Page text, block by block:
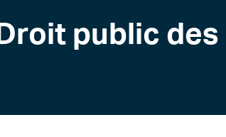
Droit public